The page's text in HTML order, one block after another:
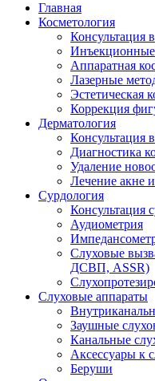
Главная
Косметология
Консультация
Аппаратная
Лазерные
Эстетическая
Коррекция
Дерматология
Консультация
Диагностика
Удаление
Лечение акне
Сурдология
Консультация
Аудиометрия
Слуховые
ДСВП, ASSR)
Слуховые аппараты
Заушные
Канальные
Аксессуары к
Беруши